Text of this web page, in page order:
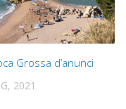
Grossa d’anunci
2021